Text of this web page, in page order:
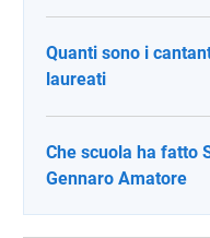
Quanti sono i
laureati
Che scuola ha fatto
Gennaro Amatore